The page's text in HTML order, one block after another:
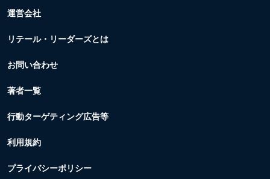
運営会社
リテール・リーダーズとは
お問い合わせ
著者一覧
行動ターゲティング広告等
利用規約
プライバシーポリシー